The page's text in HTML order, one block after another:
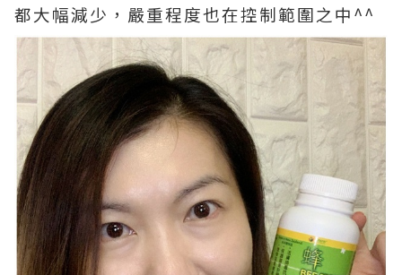
都大幅減少，嚴重程度也在控制範圍之中^^